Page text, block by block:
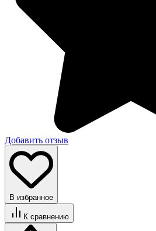
Добавить отзыв
В избранное
К сравнению